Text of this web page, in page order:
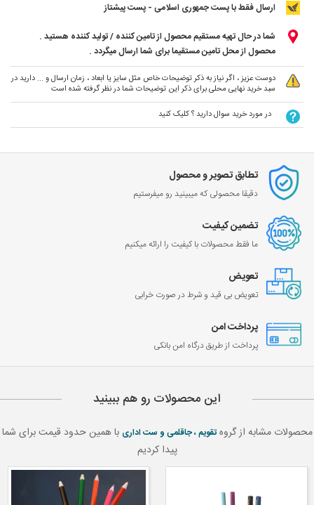
ارسال فقط با پست جمهوری اسلامی - پست پیشتاز
شما در حال تهیه مستقیم محصول از تامین کننده / تولید کننده هستید .
محصول از محل تامین مستقیما برای شما ارسال میگردد .
دوست عزیز ، اگر نیاز به ذکر توضیحات خاص مثل سایز یا ابعاد ، زمان ارسال و ... دارید در
سبد خرید نهایی محلی برای ذکر این توضیحات شما در نظر گرفته شده است
در مورد خرید سوال دارید ؟ کلیک کنید
تطابق تصویر و محصول
دقیقا محصولی که میبینید رو میفرستیم
تضمین کیفیت
ما فقط محصولات با کیفیت را ارائه میکنیم
تعویض
تعویض بی قید و شرط در صورت خرابی
پرداخت امن
پرداخت از طریق درگاه امن بانکی
این محصولات رو هم ببینید
محصولات مشابه از گروهتقویم ، جاقلمی و ست اداری با همین حدود قیمت برای شما
پیدا کردیم